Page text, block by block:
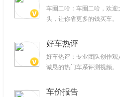
车圈二哈：车圈二哈，欢迎
头，让你省更多的钱买车。
好车热评
好车热评：专业团队创作观
诚恳的热门车系评测视频。
车价报告